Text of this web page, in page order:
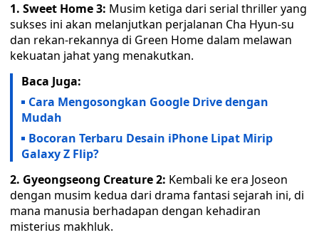
1. Sweet Home 3: Musim ketiga dari serial thriller yang
sukses ini akan melanjutkan perjalanan Cha Hyun-su
dan rekan-rekannya di Green Home dalam melawan
kekuatan jahat yang menakutkan.
Baca Juga:
Cara Mengosongkan Google Drive dengan
Mudah
Bocoran Terbaru Desain iPhone Lipat Mirip
Galaxy Z Flip?
2. Gyeongseong Creature 2: Kembali ke era Joseon
dengan musim kedua dari drama fantasi sejarah ini, di
mana manusia berhadapan dengan kehadiran
misterius makhluk.